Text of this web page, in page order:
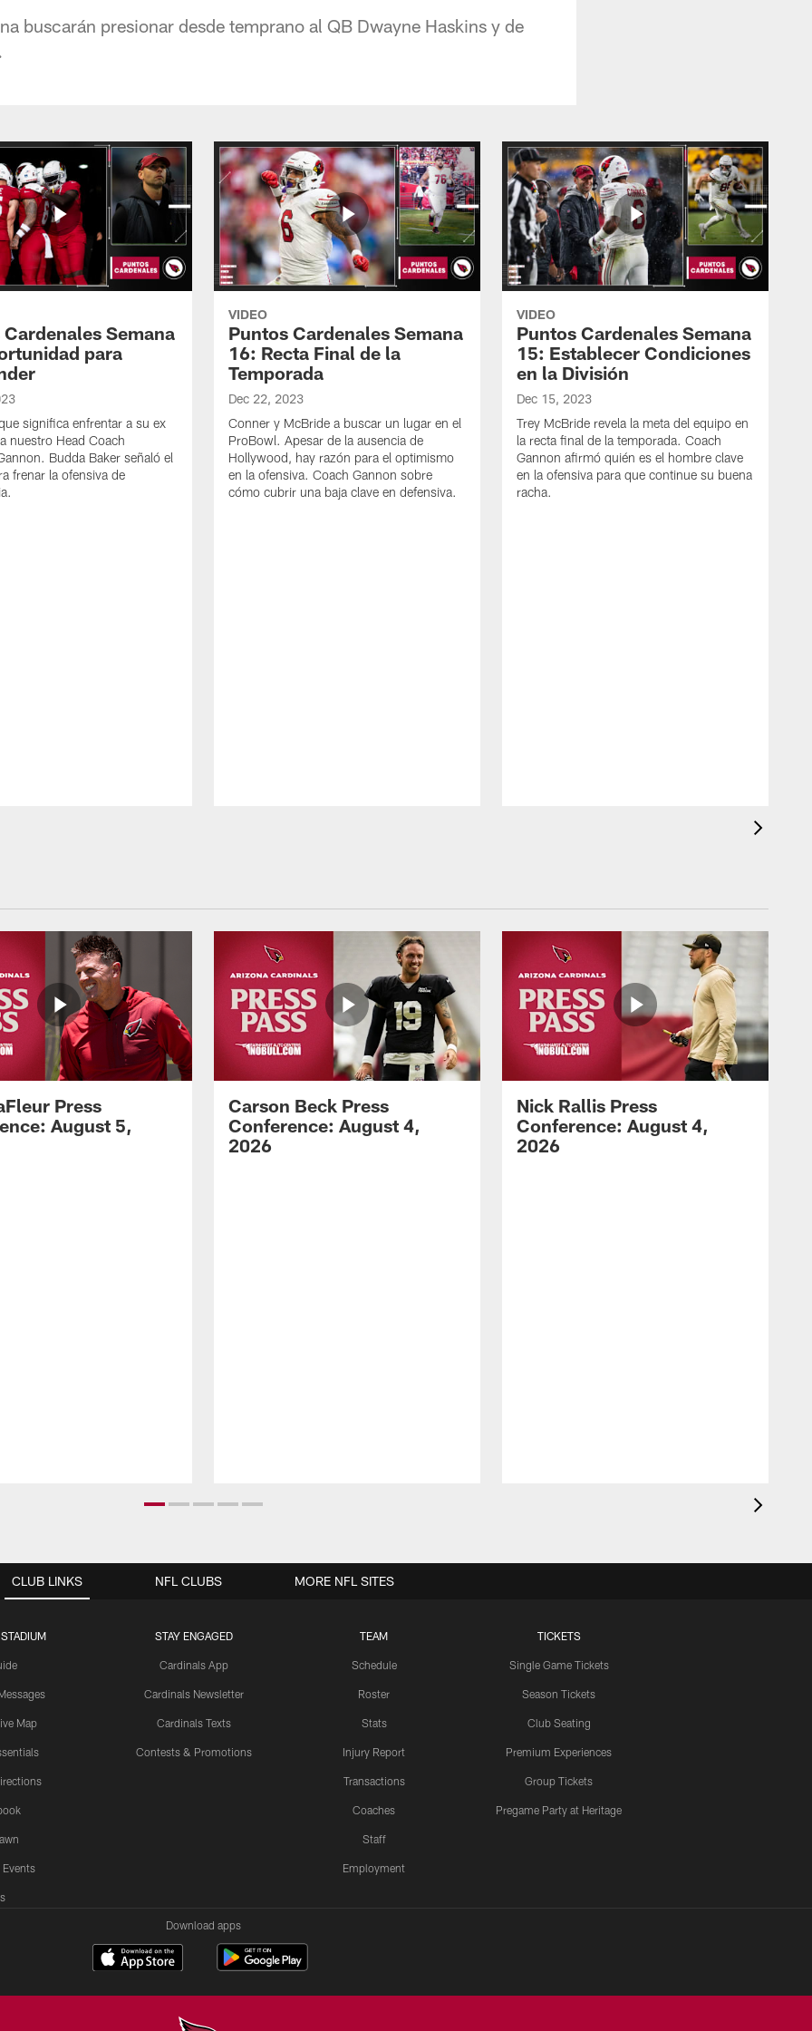
buscarán presionar desde temprano al QB Dwayne Haskins y de
Semana
para
significa enfrentar a su ex
nuestro Head Coach
Budda Baker señaló el
frenar la ofensiva de
VIDEO
Puntos Cardenales Semana
16: Recta Final de la
Temporada
Dec 22, 2023
Conner y McBride a buscar un lugar en el
ProBowl. Apesar de la ausencia de
Hollywood, hay razón para el optimismo
en la ofensiva. Coach Gannon sobre
cómo cubrir una baja clave en defensiva.
VIDEO
Puntos Cardenales Semana
15: Establecer Condiciones
en la División
Dec 15, 2023
Trey McBride revela la meta del equipo en
la recta final de la temporada. Coach
Gannon afirmó quién es el hombre clave
en la ofensiva para que continue su buena
racha.
Press
August 5,
Carson Beck Press
Conference: August 4,
2026
Nick Rallis Press
Conference: August 4,
2026
CLUB LINKS
Map
STAY ENGAGED
Cardinals App
Cardinals Newsletter
Cardinals Texts
Contests & Promotions
TEAM
Schedule
Roster
Stats
Injury Report
Transactions
Coaches
Staff
Employment
TICKETS
Single Game Tickets
Season Tickets
Club Seating
Premium Experiences
Group Tickets
Pregame Party at Heritage
NFL CLUBS MORE NFL SITES
Download apps